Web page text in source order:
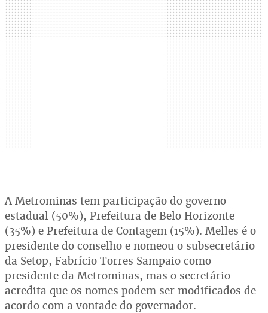
A Metrominas tem participação do governo
estadual (50%), Prefeitura de Belo Horizonte
(35%) e Prefeitura de Contagem (15%). Melles é o
presidente do conselho e nomeou o subsecretário
da Setop, Fabrício Torres Sampaio como
presidente da Metrominas, mas o secretário
acredita que os nomes podem ser modificados de
acordo com a vontade do governador.